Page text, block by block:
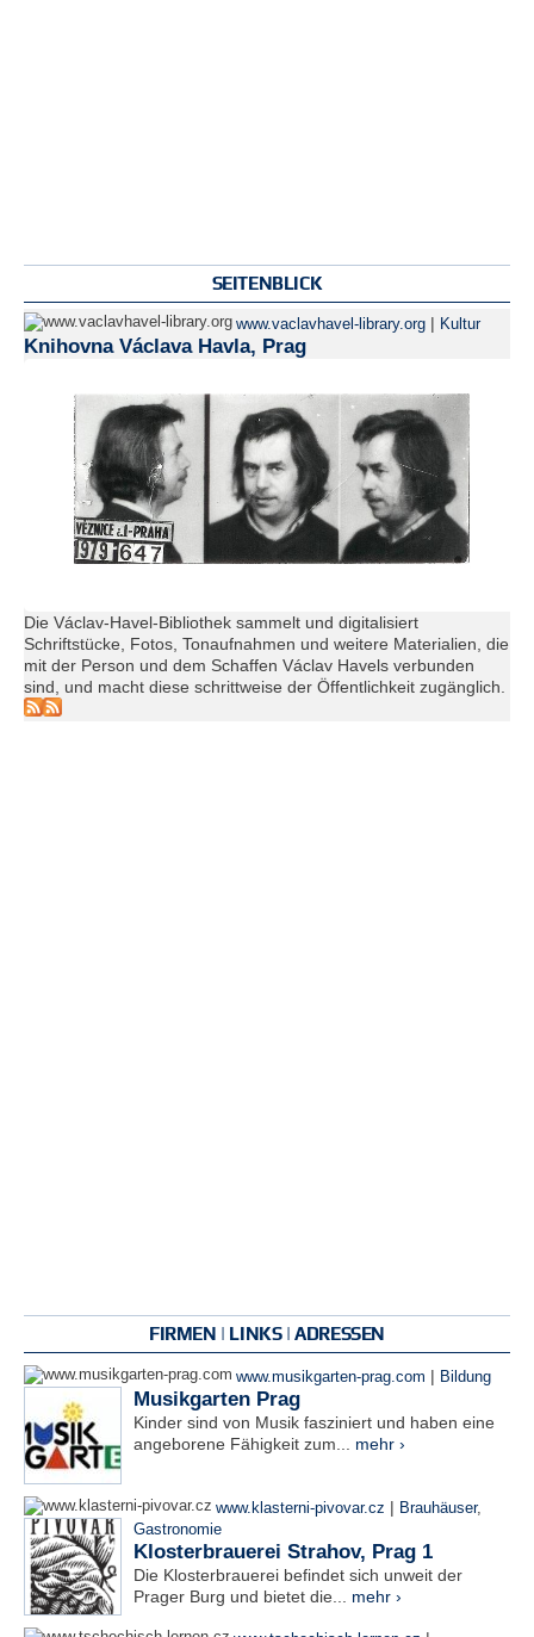
SEITENBLICK
www.vaclavhavel-library.org | Kultur
Knihovna Václava Havla, Prag
Die Václav-Havel-Bibliothek sammelt und digitalisiert
Schriftstücke, Fotos, Tonaufnahmen und weitere Materialien, die
mit der Person und dem Schaffen Václav Havels verbunden
sind, und macht diese schrittweise der Öffentlichkeit zugänglich.
FIRMEN | LINKS | ADRESSEN
www.musikgarten-prag.com | Bildung
Musikgarten Prag
Kinder sind von Musik fasziniert und haben eine
angeborene Fähigkeit zum... mehr ›
www.klasterni-pivovar.cz | Brauhäuser,
Gastronomie
Klosterbrauerei Strahov, Prag 1
Die Klosterbrauerei befindet sich unweit der
Prager Burg und bietet die... mehr ›